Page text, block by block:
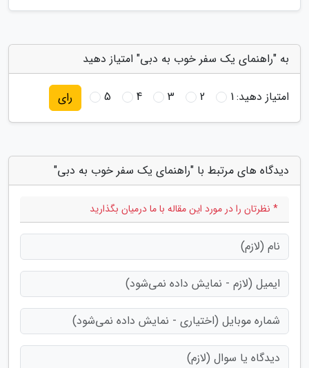
به "راهنمای یک سفر خوب به دبی" امتیاز دهید
امتیاز دهید:1
2
3
4
5 رای
دیدگاه های مرتبط با "راهنمای یک سفر خوب به دبی"
* نظرتان را در مورد این مقاله با ما درمیان بگذارید